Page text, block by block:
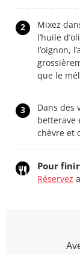
2
Mixez
l’huile
l’oignon,
que le
3 Dans des
betterave
chèvre et
Pour finir
Réservez